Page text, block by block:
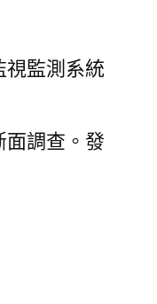
監測系統
調查。發